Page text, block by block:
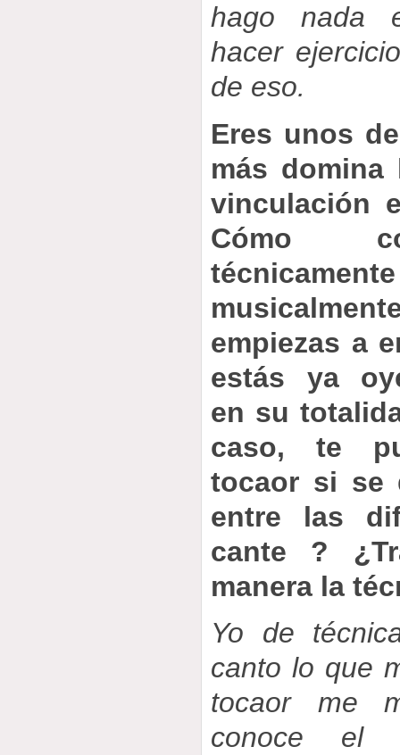
hago nada
hacer
de eso.
Eres unos
más
vinculación
Cómo
empiezas a
estás ya
en su
caso, te
tocaor si se
entre las
cante ?
manera la
Yo de
canto lo que
tocaor me
conoce el